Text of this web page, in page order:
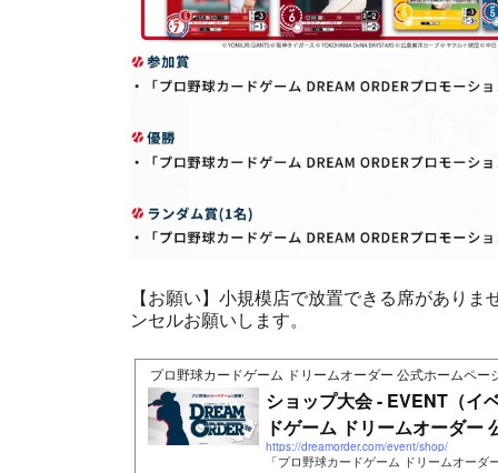
【お願い】小規模店で放置できる席があり
ンセルお願いします。
プロ野球カードゲーム ドリームオーダー 公式ホームペー
ショップ大会 - EVENT（イ
ドゲーム ドリームオーダー
https://dreamorder.com/event/shop/
「プロ野球カードゲーム ドリームオー